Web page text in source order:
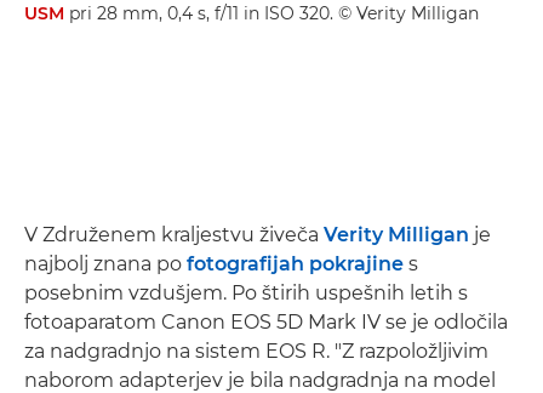
USM pri 28 mm, 0,4 s, f/11 in ISO 320. © Verity Milligan
V Združenem kraljestvu živeča Verity Milligan je
najbolj znana po fotografijah pokrajine s
posebnim vzdušjem. Po štirih uspešnih letih s
fotoaparatom Canon EOS 5D Mark IV se je odločila
za nadgradnjo na sistem EOS R. "Z razpoložljivim
naborom adapterjev je bila nadgradnja na model